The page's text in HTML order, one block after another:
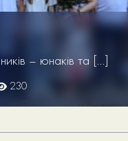
– юнаків та […]
230